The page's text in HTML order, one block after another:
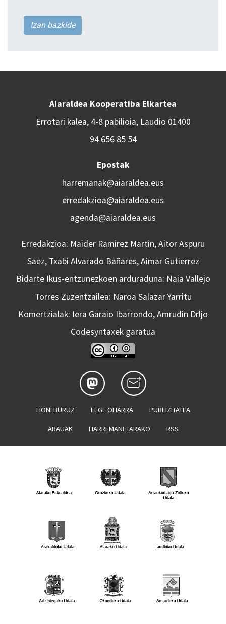
Izan bazkide
Aiaraldea Kooperatiba Elkartea
Errotari kalea, 4-8 pabilioia, Laudio 01400
94 656 85 54
Epostak
harremanak@aiaraldea.eus
erredakzioa@aiaraldea.eus
agenda@aiaraldea.eus
Erredakzioa: Maider Ramirez Martin, Aitor Aspuru
Saez, Txabi Alvarado Bañares, Aimar Gutierrez
Bidarte Ikus-entzunezkoen arduraduna: Naia Vallejo
Torres Zuzentzailea: Naroa Salazar Yarritu
Komertzialak: Iera Garaio Ibarrondo, Amrudin Drljo
Codesyntaxek garatua
HONI BURUZ LEGE OHARRA PUBLIZITATEA
ARAUAK HARREMANETARAKO RSS